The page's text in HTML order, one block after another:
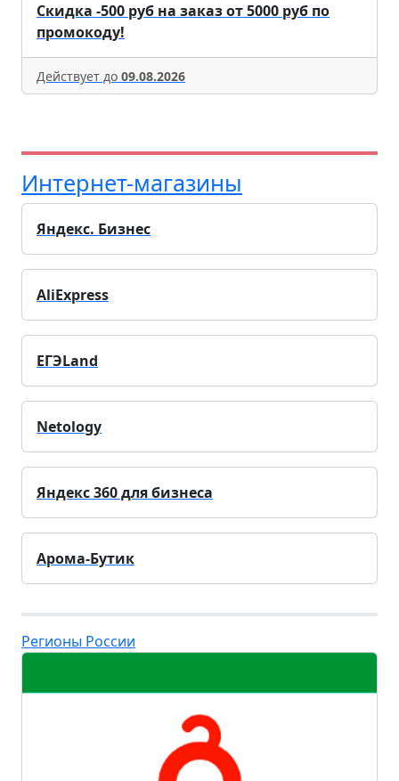
Скидка -500 руб на заказ от 5000 руб по
промокоду!
Действует до 09.08.2026
Интернет-магазины
Яндекс. Бизнес
AliExpress
ЕГЭLand
Netology
Яндекс 360 для бизнеса
Арома-Бутик
Регионы России